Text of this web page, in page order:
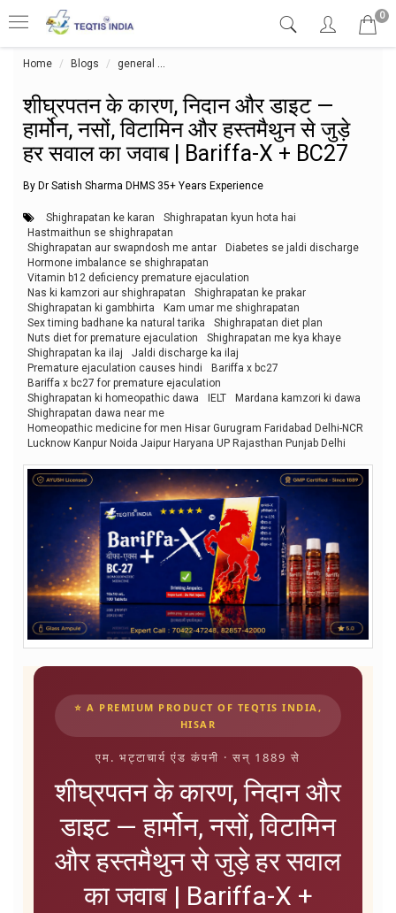
0
Home Blogs general
शीघ्रपतन के कारण, निदान और डाइट —
हार्मोन, नसों, विटामिन और हस्तमैथुन से जुड़े
हर सवाल का जवाब | Bariffa-X + BC27
By Dr Satish Sharma DHMS 35+ Years Experience
Shighrapatan ke karan
Shighrapatan kyun hota hai
Hastmaithun se shighrapatan
Shighrapatan aur swapndosh me antar
Diabetes se jaldi discharge
Hormone imbalance se shighrapatan
Vitamin b12 deficiency premature ejaculation
Nas ki kamzori aur shighrapatan
Shighrapatan ke prakar
Shighrapatan ki gambhirta
Kam umar me shighrapatan
Sex timing badhane ka natural tarika
Shighrapatan diet plan
Nuts diet for premature ejaculation
Shighrapatan me kya khaye
Shighrapatan ka ilaj
Jaldi discharge ka ilaj
Premature ejaculation causes hindi
Bariffa x bc27
Bariffa x bc27 for premature ejaculation
Shighrapatan ki homeopathic dawa
IELT
Mardana kamzori ki dawa
Shighrapatan dawa near me
Homeopathic medicine for men Hisar Gurugram Faridabad Delhi-NCR
Lucknow Kanpur Noida Jaipur Haryana UP Rajasthan Punjab Delhi
⭐ A PREMIUM PRODUCT OF TEQTIS INDIA,
HISAR
एम. भट्टाचार्य एंड कंपनी · सन् 1889 से
शीघ्रपतन के कारण, निदान और
डाइट — हार्मोन, नसों, विटामिन
और हस्तमैथुन से जुड़े हर सवाल
का जवाब | Bariffa-X +